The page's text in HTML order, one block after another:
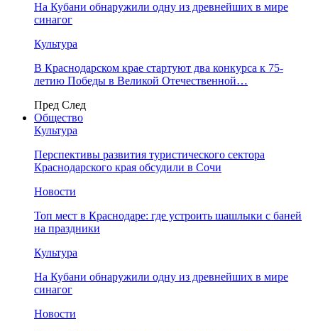
На Кубани обнаружили одну из древнейших в мире
синагог
Культура
В Краснодарском крае стартуют два конкурса к 75-
летию Победы в Великой Отечественной…
Пред След
Общество
Культура
Перспективы развития туристического сектора
Краснодарского края обсудили в Сочи
Новости
Топ мест в Краснодаре: где устроить шашлыки с баней
на праздники
Культура
На Кубани обнаружили одну из древнейших в мире
синагог
Новости